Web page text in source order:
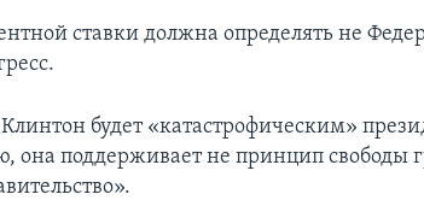
ставки должна определять не
будет «катастрофическим»
она поддерживает не принцип свободы